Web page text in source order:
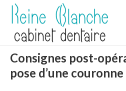
Consignes post-
pose d’une